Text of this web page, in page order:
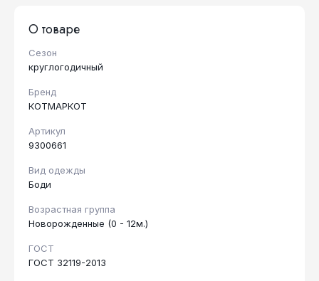
О товаре
Сезон
круглогодичный
Бренд
КОТМАРКОТ
Артикул
9300661
Вид одежды
Боди
Возрастная группа
Новорожденные (0 - 12м.)
ГОСТ
ГОСТ 32119-2013